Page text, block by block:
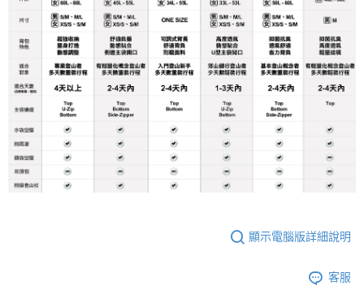
顯示電腦版詳細說明
客服